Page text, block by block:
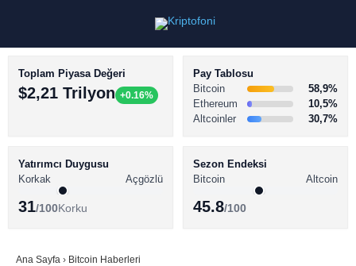
BİTCOİN HABERLERİ
ALTCOİN HABERLERİ
SÖZLÜK
Toplam Piyasa Değeri
$2,21 Trilyon +0.16%
Pay Tablosu
Bitcoin
58,9%
Ethereum
10,5%
Altcoinler
30,7%
Yatırımcı Duygusu
Korkak
Açgözlü
31/100Korku
Sezon Endeksi
Bitcoin
Altcoin
45.8/100
Ana Sayfa › Bitcoin Haberleri